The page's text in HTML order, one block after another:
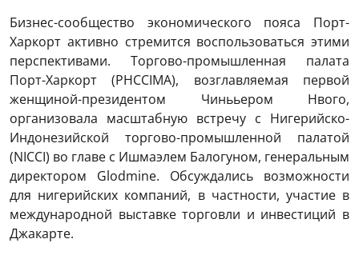
Бизнес-сообщество экономического пояса Порт-
Харкорт активно стремится воспользоваться этими
перспективами. Торгово-промышленная палата
Порт-Харкорт (PHCCIMA), возглавляемая первой
женщиной-президентом Чинььером Нвого,
организовала масштабную встречу с Нигерийско-
Индонезийской торгово-промышленной палатой
(NICCI) во главе с Ишмаэлем Балогуном, генеральным
директором Glodmine. Обсуждались возможности
для нигерийских компаний, в частности, участие в
международной выставке торговли и инвестиций в
Джакарте.